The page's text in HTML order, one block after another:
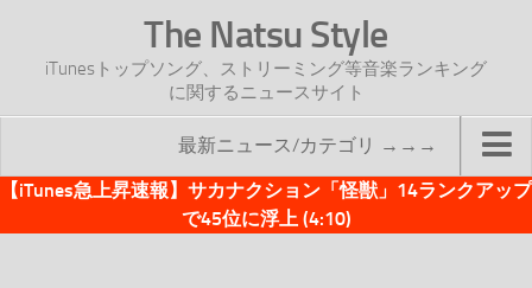
The Natsu Style
iTunesトップソング、ストリーミング等音楽ランキング
に関するニュースサイト
最新ニュース/カテゴリ →→→
TOP
【iTunes急上昇速報】サカナクション「怪獣」14ランクアップ
で45位に浮上 (4:10)